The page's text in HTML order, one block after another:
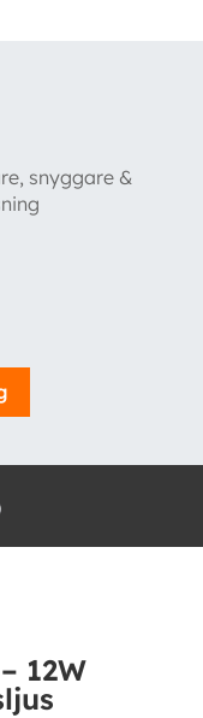
snyggare &
12W